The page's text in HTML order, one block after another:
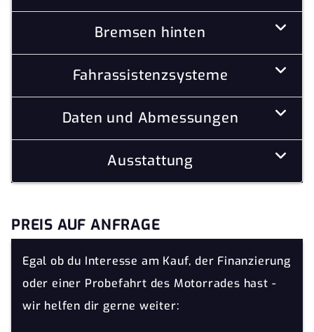
Bremsen hinten
Fahrassistenzsysteme
Daten und Abmessungen
Ausstattung
PREIS AUF ANFRAGE
Egal ob du Interesse am Kauf, der Finanzierung
oder einer Probefahrt des Motorrades hast -
wir helfen dir gerne weiter: